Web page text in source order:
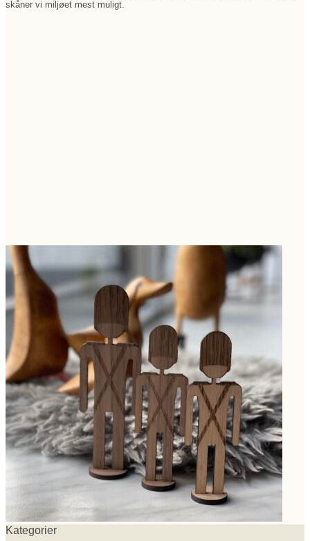
skåner vi miljøet mest muligt.
Kategorier